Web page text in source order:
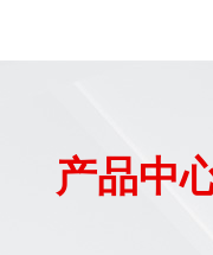
产品中